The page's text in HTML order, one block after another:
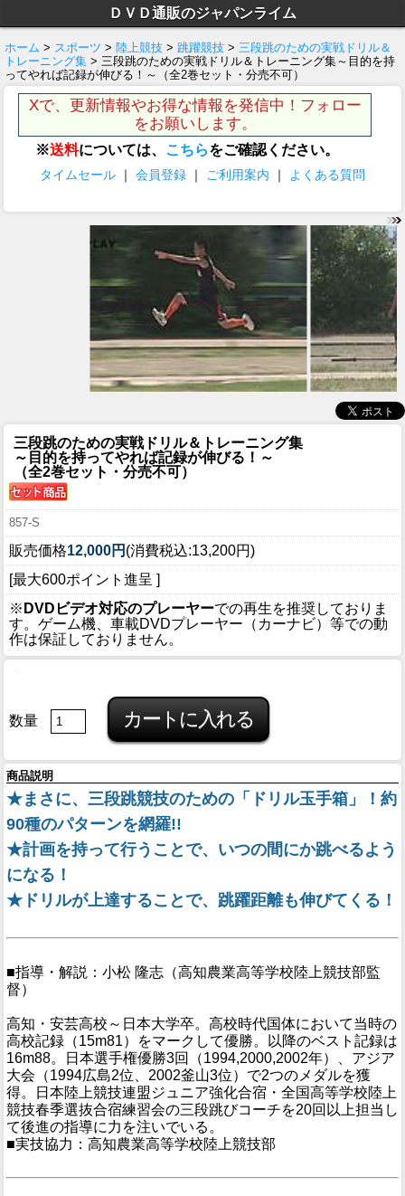
ＤＶＤ通販のジャパンライム
ホーム > スポーツ > 陸上競技 > 跳躍競技 > 三段跳のための実戦ドリル＆
トレーニング集 > 三段跳のための実戦ドリル＆トレーニング集～目的を持
ってやれば記録が伸びる！～（全2巻セット・分売不可）
Xで、更新情報やお得な情報を発信中！フォロー
をお願いします。
※送料については、 こちらをご確認ください。
タイムセール ｜ 会員登録 ｜ ご利用案内 ｜ よくある質問
三段跳のための実戦ドリル＆トレーニング集
～目的を持ってやれば記録が伸びる！～
（全2巻セット・分売不可）
857-S
販売価格12,000円 (消費税込:13,200円)
[最大600ポイント進呈 ]
※ DVDビデオ対応のプレーヤーでの再生を推奨しておりま
す。ゲーム機、車載DVDプレーヤー（カーナビ）等での動
作は保証しておりません。
数量
商品説明
★まさに、三段跳競技のための「ドリル玉手箱」！約
90種のパターンを網羅!!
★計画を持って行うことで、いつの間にか跳べるよう
になる！
★ドリルが上達することで、跳躍距離も伸びてくる！
■指導・解説：小松 隆志（高知農業高等学校陸上競技部監
督）
高知・安芸高校～日本大学卒。高校時代国体において当時の
高校記録（15m81）をマークして優勝。以降のベスト記録は
16m88。日本選手権優勝3回（1994,2000,2002年）、アジア
大会（1994広島2位、2002釜山3位）で2つのメダルを獲
得。日本陸上競技連盟ジュニア強化合宿・全国高等学校陸上
競技春季選抜合宿練習会の三段跳びコーチを20回以上担当し
て後進の指導に力を注いでいる。
■実技協力：高知農業高等学校陸上競技部